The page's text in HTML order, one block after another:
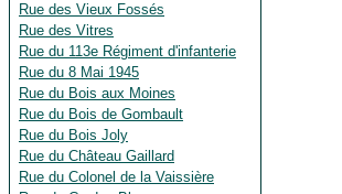
Rue des Vieux Fossés
Rue des Vitres
Rue du 113e Régiment d'infanterie
Rue du 8 Mai 1945
Rue du Bois aux Moines
Rue du Bois de Gombault
Rue du Bois Joly
Rue du Château Gaillard
Rue du Colonel de la Vaissière